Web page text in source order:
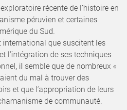
récente de l’histoire en
péruvien et certaines
du Sud.
international que suscitent les
l’intégration de ses techniques
il semble que de nombreux «
du mal à trouver des
et que l’appropriation de leurs
de communauté.